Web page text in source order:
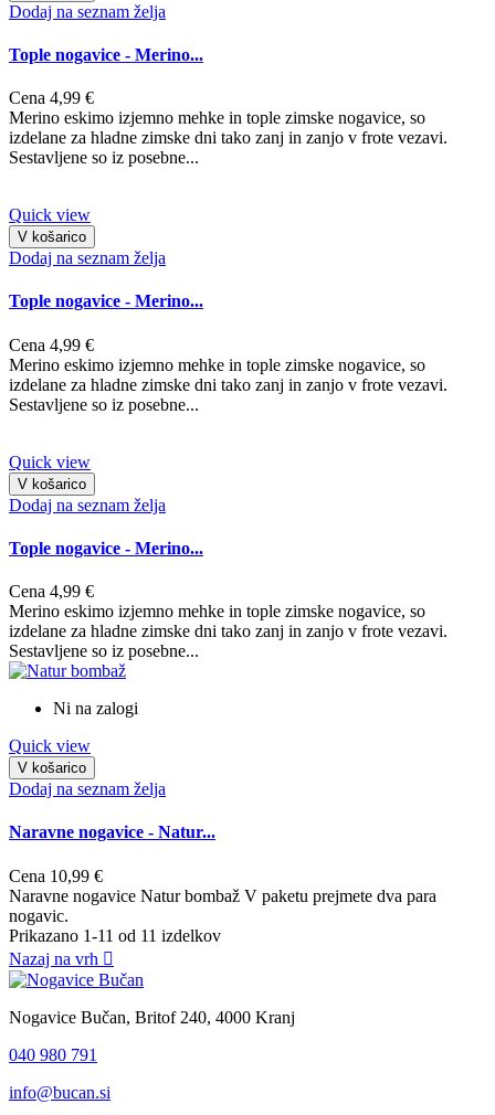
Dodaj na seznam želja
Tople nogavice - Merino...
Cena 4,99 €
Merino eskimo izjemno mehke in tople zimske nogavice, so
izdelane za hladne zimske dni tako zanj in zanjo v frote vezavi.
Sestavljene so iz posebne...
Quick view
V košarico
Dodaj na seznam želja
Tople nogavice - Merino...
Cena 4,99 €
Merino eskimo izjemno mehke in tople zimske nogavice, so
izdelane za hladne zimske dni tako zanj in zanjo v frote vezavi.
Sestavljene so iz posebne...
Quick view
V košarico
Dodaj na seznam želja
Tople nogavice - Merino...
Cena 4,99 €
Merino eskimo izjemno mehke in tople zimske nogavice, so
izdelane za hladne zimske dni tako zanj in zanjo v frote vezavi.
Sestavljene so iz posebne...
Ni na zalogi
Quick view
V košarico
Dodaj na seznam želja
Naravne nogavice - Natur...
Cena 10,99 €
Naravne nogavice Natur bombaž V paketu prejmete dva para
nogavic.
Prikazano 1-11 od 11 izdelkov
Nazaj na vrh 
Nogavice Bučan, Britof 240, 4000 Kranj
040 980 791
info@bucan.si